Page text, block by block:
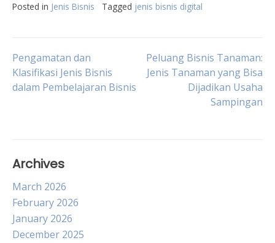
Posted in Jenis Bisnis Tagged jenis bisnis digital
Post
navigation
Pengamatan dan
Klasifikasi Jenis Bisnis
dalam Pembelajaran Bisnis
Peluang Bisnis Tanaman:
Jenis Tanaman yang Bisa
Dijadikan Usaha
Sampingan
Archives
March 2026
February 2026
January 2026
December 2025